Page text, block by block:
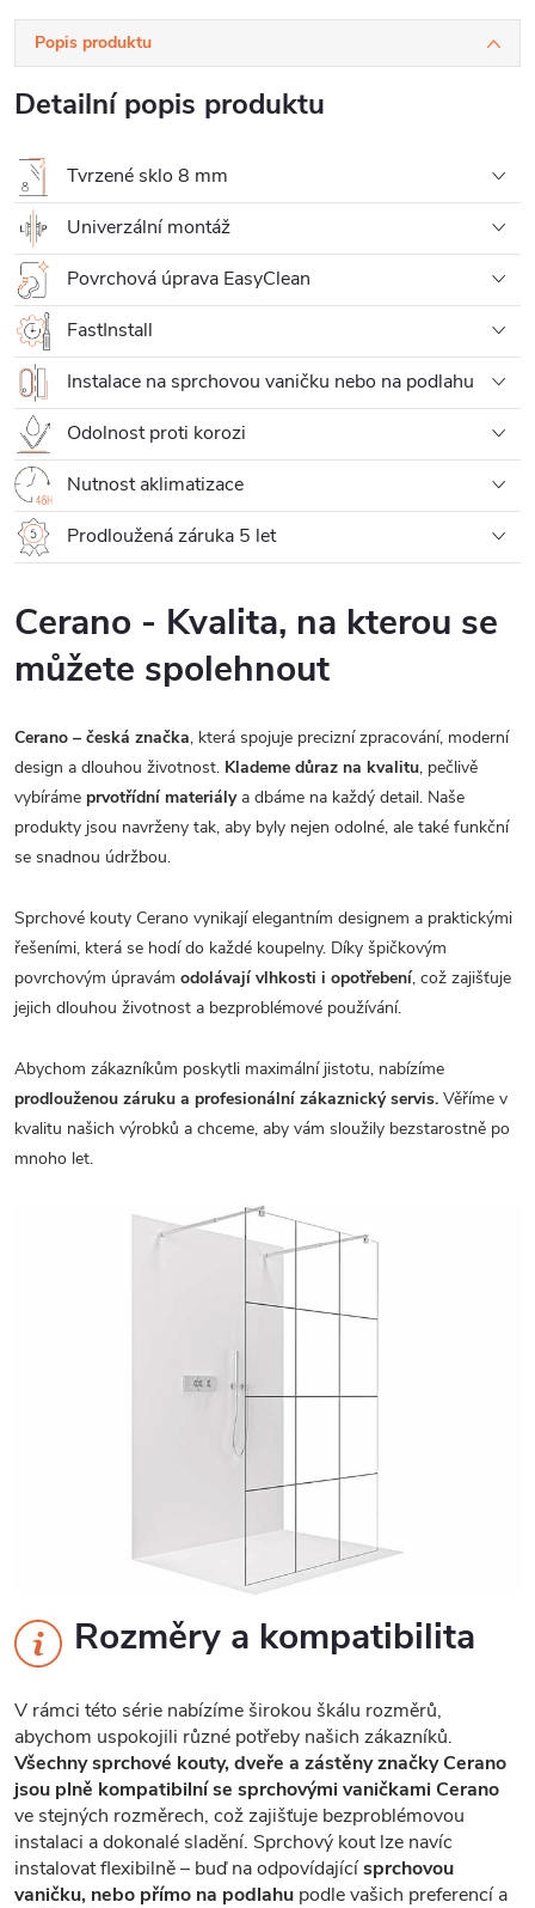
Popis produktu
Detailní popis produktu
Tvrzené sklo 8 mm
Univerzální montáž
Povrchová úprava EasyClean
FastInstall
Instalace na sprchovou vaničku nebo na podlahu
Odolnost proti korozi
Nutnost aklimatizace
Prodloužená záruka 5 let
Cerano - Kvalita, na kterou se
můžete spolehnout
Cerano – česká značka, která spojuje precizní zpracování, moderní
design a dlouhou životnost. Klademe důraz na kvalitu, pečlivě
vybíráme prvotřídní materiálya dbáme na každý detail. Naše
produkty jsou navrženy tak, aby byly nejen odolné, ale také funkční
se snadnou údržbou.
Sprchové kouty Cerano vynikají elegantním designem a praktickými
řešeními, která se hodí do každé koupelny. Díky špičkovým
povrchovým úpravám odolávají vlhkosti i opotřebení, což zajišťuje
jejich dlouhou životnost a bezproblémové používání.
Abychom zákazníkům poskytli maximální jistotu, nabízíme
prodlouženou záruku a profesionální zákaznický servis. Věříme v
kvalitu našich výrobků a chceme, aby vám sloužily bezstarostně po
mnoho let.
Rozměry a kompatibilita
V rámci této série nabízíme širokou škálu rozměrů,
abychom uspokojili různé potřeby našich zákazníků.
Všechny sprchové kouty, dveře a zástěny značky Cerano
jsou plně kompatibilní se sprchovými vaničkami Cerano
ve stejných rozměrech, což zajišťuje bezproblémovou
instalaci a dokonalé sladění. Sprchový kout lze navíc
instalovat flexibilně – buď na odpovídajícísprchovou
vaničku, nebo přímo na podlahu podle vašich preferencí a